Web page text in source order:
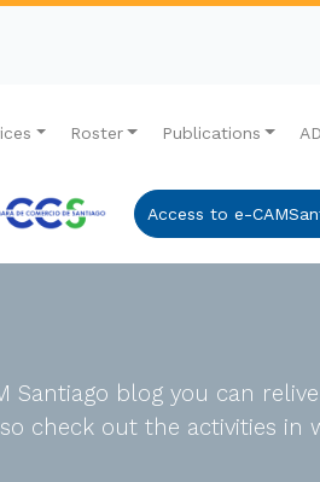
Roster Publications
Access to e-
Santiago blog you can
check out the activities